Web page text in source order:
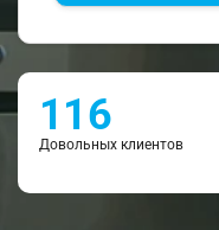
116
Довольных клиентов